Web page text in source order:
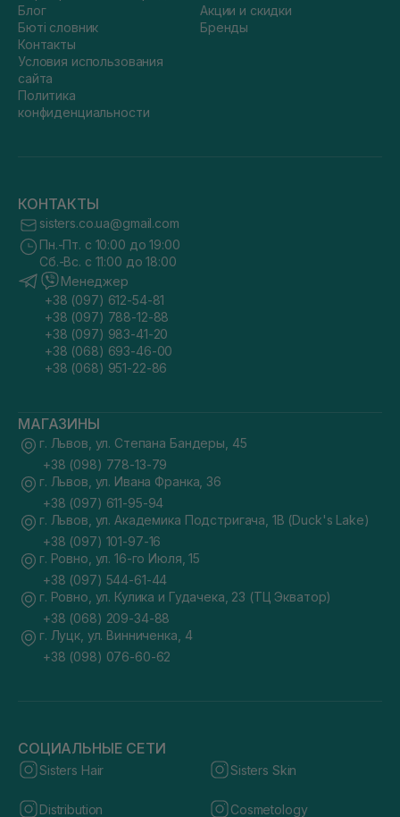
Блог
Бюті словник
Контакты
Условия использования
сайта
Политика
конфиденциальности
Акции и скидки
Бренды
КОНТАКТЫ
sisters.co.ua@gmail.com
Пн.-Пт. с 10:00 до 19:00
Сб.-Вс. с 11:00 до 18:00
Менеджер
+38 (097) 612-54-81
+38 (097) 788-12-88
+38 (097) 983-41-20
+38 (068) 693-46-00
+38 (068) 951-22-86
МАГАЗИНЫ
г. Львов, ул. Степана Бандеры, 45
+38 (098) 778-13-79
г. Львов, ул. Ивана Франка, 36
+38 (097) 611-95-94
г. Львов, ул. Академика Подстригача, 1В (Duck's Lake)
+38 (097) 101-97-16
г. Ровно, ул. 16-го Июля, 15
+38 (097) 544-61-44
г. Ровно, ул. Кулика и Гудачека, 23 (ТЦ Экватор)
+38 (068) 209-34-88
г. Луцк, ул. Винниченка, 4
+38 (098) 076-60-62
СОЦИАЛЬНЫЕ СЕТИ
Sisters Hair Sisters Skin
Distribution Cosmetology